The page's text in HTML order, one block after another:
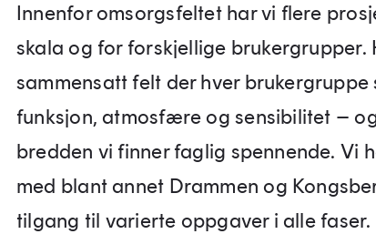
Innenfor omsorgsfeltet har vi flere
skala og for forskjellige brukergrupper.
sammensatt felt der hver brukergruppe
funksjon, atmosfære og sensibilitet –
bredden vi finner faglig spennende. Vi
med blant annet Drammen og
tilgang til varierte oppgaver i alle faser.